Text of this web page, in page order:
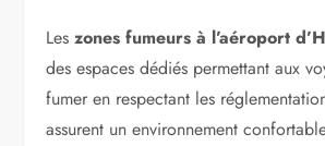
Leszones fumeurs à l’aéroport
des espaces dédiés permettant aux
fumer en respectant les
assurent un environnement